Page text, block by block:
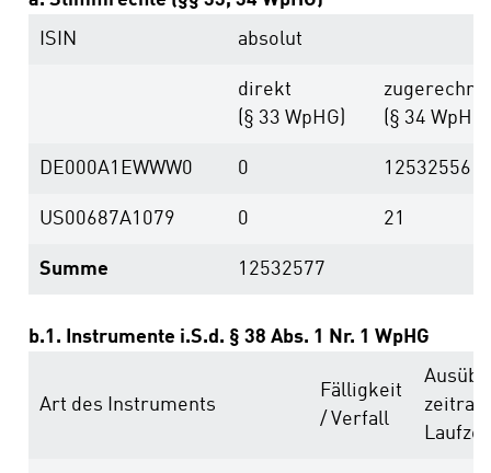
ISIN
absolut
direkt
(§ 33 WpHG)
(§ 34 WpHG)
DE000A1EWWW0 0 12532556
US00687A1079 0 21
Summe 12532577
b.1. Instrumente i.S.d. § 38 Abs. 1 Nr. 1 WpHG
Art des Instruments
Fälligkeit
/ Verfall